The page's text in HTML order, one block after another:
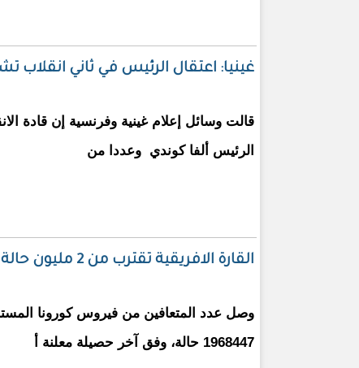
غينيا: اعتقال الرئيس في ثاني انقلاب
قالت وسائل إعلام غينية وفرنسية إن قادة
الرئيس ألفا كوندي وعددا من
القارة الافريقية تقترب من 2 مليون حالة شفاء من كورونا
وصل عدد المتعافين من فيروس كورونا
1968447 حالة، وفق آخر حصيلة معلنة أ